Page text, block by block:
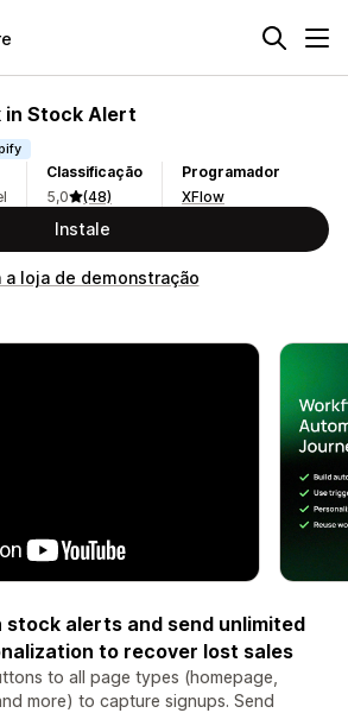
in Stock Alert
Classificação
5,0
(48)
Programador
XFlow
Instale
a loja de demonstração
stock alerts and send unlimited
to recover lost sales
to all page types (homepage,
more) to capture signups. Send